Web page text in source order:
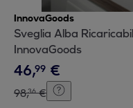
InnovaGoods
Sveglia Alba
InnovaGoods
46,99 €
98,36 €